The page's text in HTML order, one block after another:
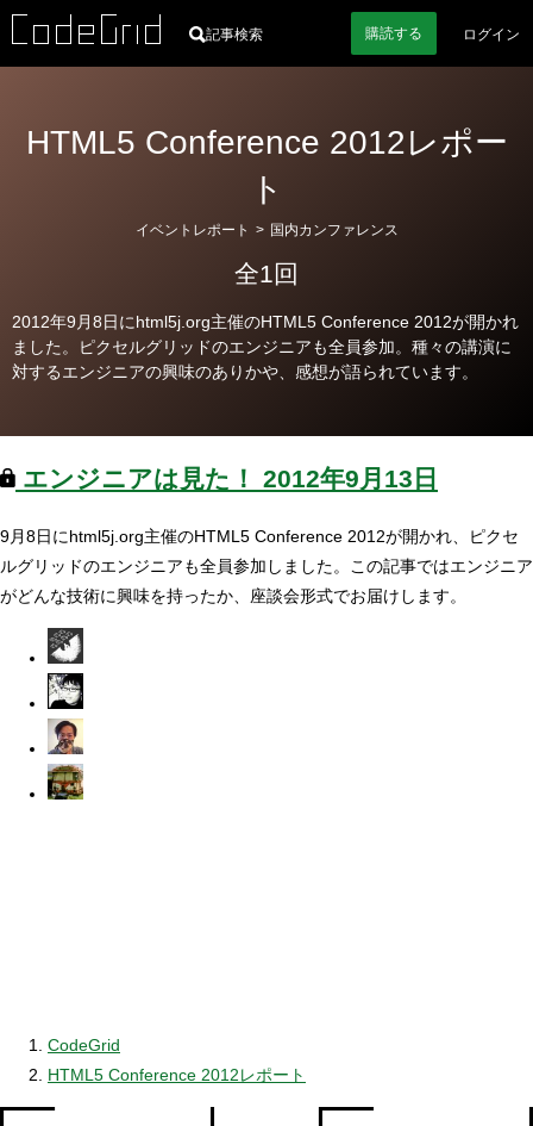
記事検索 購読する ログイン
HTML5 Conference 2012レポー
ト
ー
イベントレポート > 国内カンファレンス
全1回
2012年9月8日にhtml5j.org主催のHTML5 Conference 2012が開かれ
ました。ピクセルグリッドのエンジニアも全員参加。種々の講演に
対するエンジニアの興味のありかや、感想が語られています。
エンジニアは見た！ 2012年9月13日
9月8日にhtml5j.org主催のHTML5 Conference 2012が開かれ、ピクセ
ルグリッドのエンジニアも全員参加しました。この記事ではエンジニア
がどんな技術に興味を持ったか、座談会形式でお届けします。
CodeGrid
HTML5 Conference 2012レポート